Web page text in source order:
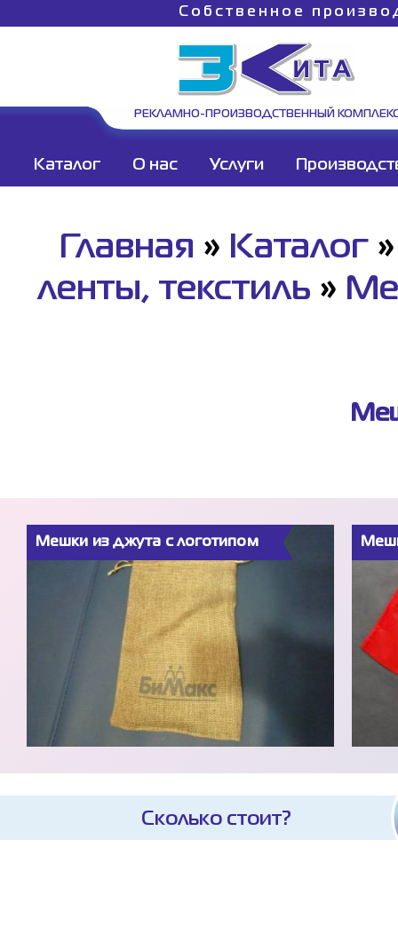
Собственное
РЕКЛАМНО-ПРОИЗВОДСТВЕННЫЙ
Каталог О нас Услуги
Главная » Каталог
ленты, текстиль »
Мешки из джута с логотипом
Сколько стоит?